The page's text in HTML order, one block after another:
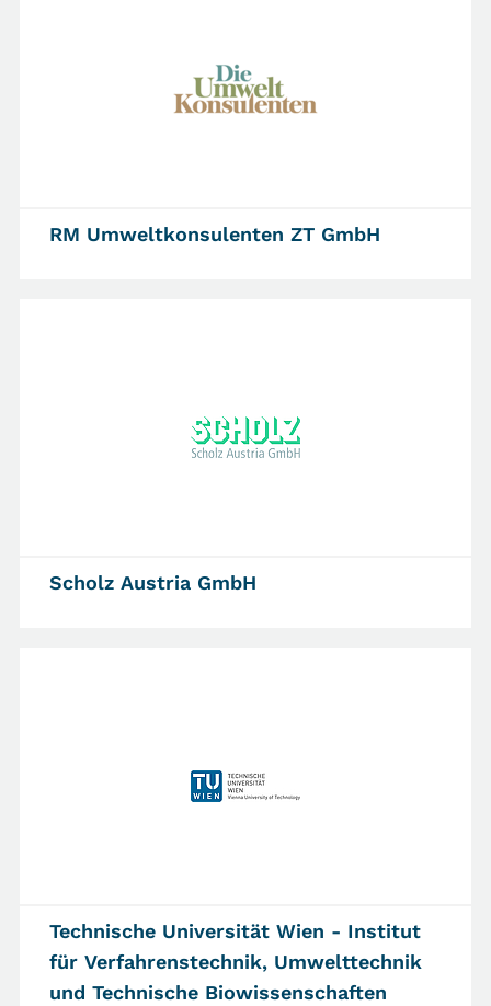
RM Umweltkonsulenten ZT GmbH
Scholz Austria GmbH
Technische Universität Wien - Institut
für Verfahrenstechnik, Umwelttechnik
und Technische Biowissenschaften